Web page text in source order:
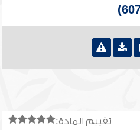
تقييم المادة: